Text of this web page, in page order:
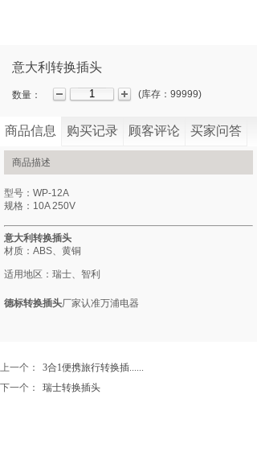
意大利转换插头
数量： (库存： 99999)
商品信息 购买记录 顾客评论 买家问答
商品描述
型号：WP-12A
规格：10A 250V
意大利转换插头
材质：ABS、黄铜
适用地区：瑞士、智利
德标转换插头厂家认准万浦电器
上一个：
3合1便携旅行转换插......
下一个：
瑞士转换插头